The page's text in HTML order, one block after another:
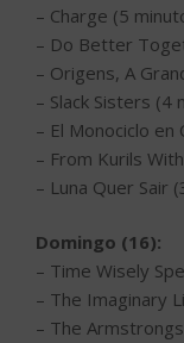
– Charge (5
– Do Better
– Origens, A
– Slack Sisters (4
– El Monociclo en
– From Kurils
– Luna Quer Sair
Domingo (16):
– Time Wisely
– The Imaginary
– The